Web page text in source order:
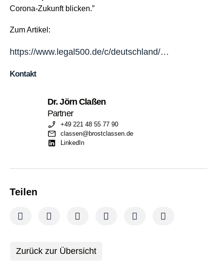
Kontakt
Dr. Jörn Claßen
Partner
+49 221 48 55 77 90
classen@brostclassen.de
LinkedIn
Teilen
Zurück zur Übersicht
Corona-Zukunft blicken.”
Zum Artikel:
https://www.legal500.de/c/deutschland/…